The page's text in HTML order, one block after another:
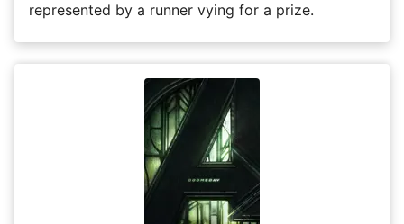
represented by a runner vying for a prize.